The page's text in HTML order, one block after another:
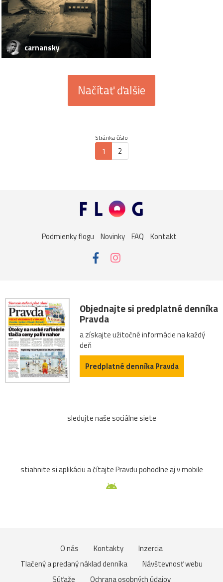
carnansky
Načítať ďalšie
Stránka číslo
1 2
Podmienky flogu Novinky FAQ Kontakt
Objednajte si predplatné denníka
Pravda
a získajte užitočné informácie na každý
deň
Predplatné denníka Pravda
sledujte naše sociálne siete
stiahnite si aplikáciu a čítajte Pravdu pohodlne aj v mobile
O nás Kontakty
Inzercia
Tlačený a predaný náklad denníka
Návštevnosť webu
Súťaže
Ochrana osobných údajov